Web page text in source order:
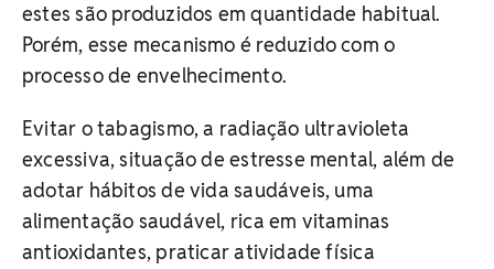
estes são produzidos em quantidade habitual.
Porém, esse mecanismo é reduzido com o
processo de envelhecimento.
Evitar o tabagismo, a radiação ultravioleta
excessiva, situação de estresse mental, além de
adotar hábitos de vida saudáveis, uma
alimentação saudável, rica em vitaminas
antioxidantes, praticar atividade física